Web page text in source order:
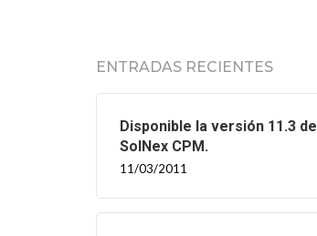
ENTRADAS RECIENTES
Disponible la versión 11.3 de
SolNex CPM.
11/03/2011